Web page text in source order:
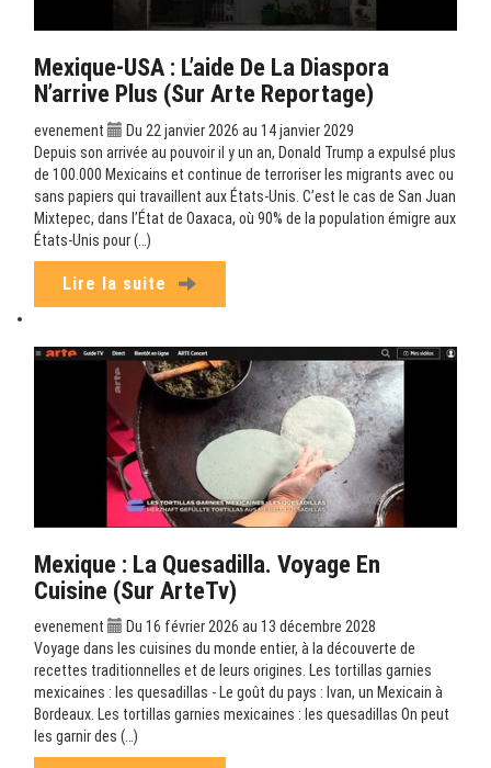
Mexique-USA : L’aide De La Diaspora
N’arrive Plus (sur Arte Reportage)
evenement
Du 22 janvier 2026 au 14 janvier 2029
Depuis son arrivée au pouvoir il y un an, Donald Trump a expulsé plus
de 100.000 Mexicains et continue de terroriser les migrants avec ou
sans papiers qui travaillent aux États-Unis. C’est le cas de San Juan
Mixtepec, dans l’État de Oaxaca, où 90% de la population émigre aux
États-Unis pour (…)
Lire la suite
Mexique : La Quesadilla. Voyage En
Cuisine (sur ArteTv)
evenement
Du 16 février 2026 au 13 décembre 2028
Voyage dans les cuisines du monde entier, à la découverte de
recettes traditionnelles et de leurs origines. Les tortillas garnies
mexicaines : les quesadillas - Le goût du pays : Ivan, un Mexicain à
Bordeaux. Les tortillas garnies mexicaines : les quesadillas On peut
les garnir des (…)